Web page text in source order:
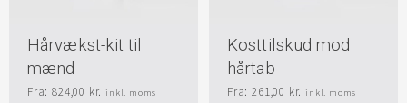
Hårvækst-kit til
mænd
Fra:824,00 kr. inkl. moms
Kosttilskud mod
hårtab
Fra:261,00 kr. inkl. moms